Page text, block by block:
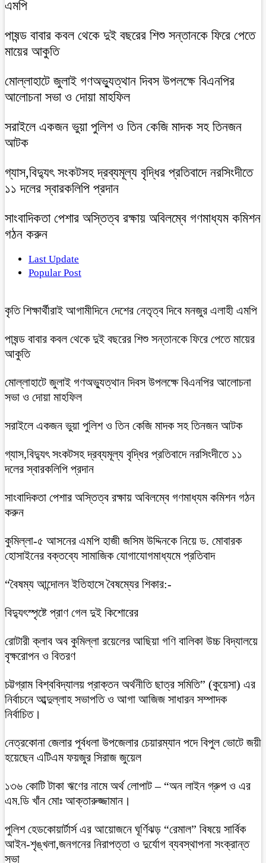
এমপি
পাষন্ড বাবার কবল থেকে দুই বছরের শিশু সন্তানকে ফিরে পেতে
মায়ের আকুতি
মোল্লাহাটে জুলাই গণঅভ্যুত্থান দিবস উপলক্ষে বিএনপির
আলোচনা সভা ও দোয়া মাহফিল
সরাইলে একজন ভুয়া পুলিশ ও তিন কেজি মাদক সহ তিনজন
আটক
গ্যাস,বিদ্যুৎ সংকটসহ দ্রব্যমূল্য বৃদ্ধির প্রতিবাদে নরসিংদীতে
১১ দলের স্বারকলিপি প্রদান
সাংবাদিকতা পেশার অস্তিত্ব রক্ষায় অবিলম্বে গণমাধ্যম কমিশন
গঠন করুন
Last Update
Popular Post
কৃতি শিক্ষার্থীরাই আগামীদিনে দেশের নেতৃত্ব দিবে মনজুর এলাহী এমপি
পাষন্ড বাবার কবল থেকে দুই বছরের শিশু সন্তানকে ফিরে পেতে মায়ের
আকুতি
মোল্লাহাটে জুলাই গণঅভ্যুত্থান দিবস উপলক্ষে বিএনপির আলোচনা
সভা ও দোয়া মাহফিল
সরাইলে একজন ভুয়া পুলিশ ও তিন কেজি মাদক সহ তিনজন আটক
গ্যাস,বিদ্যুৎ সংকটসহ দ্রব্যমূল্য বৃদ্ধির প্রতিবাদে নরসিংদীতে ১১
দলের স্বারকলিপি প্রদান
সাংবাদিকতা পেশার অস্তিত্ব রক্ষায় অবিলম্বে গণমাধ্যম কমিশন গঠন
করুন
কুমিল্লা-৫ আসনের এমপি হাজী জসিম উদ্দিনকে নিয়ে ড. মোবারক
হোসাইনের বক্তব্যে সামাজিক যোগাযোগমাধ্যমে প্রতিবাদ
“বৈষম্য আন্দোলন ইতিহাসে বৈষম্যের শিকার:-
বিদ্যুৎস্পৃষ্টে প্রাণ গেল দুই কিশোরের
রোটারী ক্লাব অব কুমিল্লা রয়েলের আছিয়া গণি বালিকা উচ্চ বিদ্যালয়ে
বৃক্ষরোপন ও বিতরণ
চট্টগ্রাম বিশ্ববিদ্যালয় প্রাক্তন অর্থনীতি ছাত্র সমিতি” (কুয়েসা) এর
নির্বাচনে আব্দুল্লাহ সভাপতি ও আগা আজিজ সাধারন সম্পাদক
নির্বাচিত।
নেত্রকোনা জেলার পূর্বধলা উপজেলার চেয়ারম্যান পদে বিপুল ভোটে জয়ী
হয়েছেন এটিএম ফয়জুর সিরাজ জুয়েল
১৩৬ কোটি টাকা ঋণের নামে অর্থ লোপাট – “অন লাইন গ্রুপ ও এর
এম.ডি খাঁন মোঃ আক্তারুজ্জামান।
পুলিশ হেডকোয়ার্টার্স এর আয়োজনে ঘূর্ণিঝড় “রেমাল” বিষয়ে সার্বিক
আইন-শৃঙ্খলা,জনগনের নিরাপত্তা ও দুর্যোগ ব্যবস্থাপনা সংক্রান্ত
সভা